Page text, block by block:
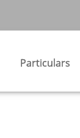
Particulars